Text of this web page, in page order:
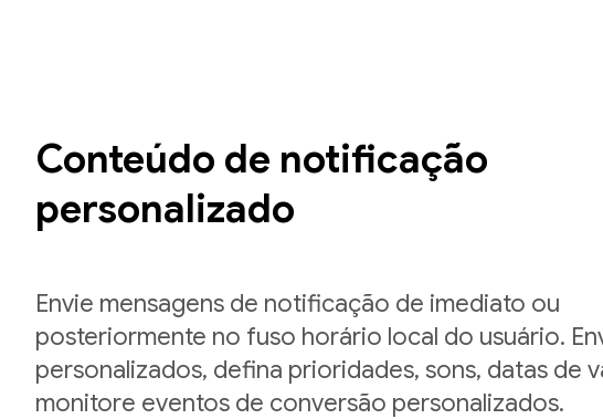
Conteúdo de notificação
personalizado
Envie mensagens de notificação de imediato ou
posteriormente no fuso horário local do usuário.
personalizados, defina prioridades, sons, datas de
monitore eventos de conversão personalizados.